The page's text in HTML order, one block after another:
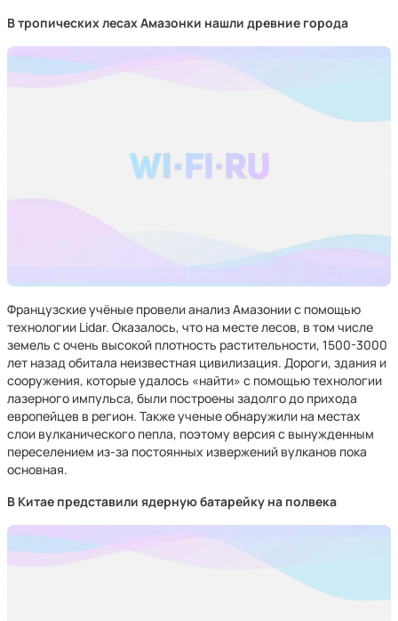
В тропических лесах Амазонки нашли древние города
Французские учёные провели анализ Амазонии с помощью
технологии Lidar. Оказалось, что на месте лесов, в том числе
земель с очень высокой плотность растительности, 1500-3000
лет назад обитала неизвестная цивилизация. Дороги, здания и
сооружения, которые удалось «найти» с помощью технологии
лазерного импульса, были построены задолго до прихода
европейцев в регион. Также ученые обнаружили на местах
слои вулканического пепла, поэтому версия с вынужденным
переселением из-за постоянных извержений вулканов пока
основная.
В Китае представили ядерную батарейку на полвека